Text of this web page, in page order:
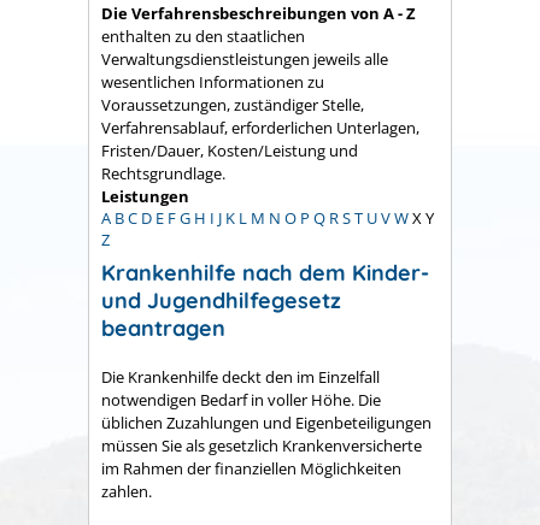
Die Verfahrensbeschreibungen von A - Z
enthalten zu den staatlichen
Verwaltungsdienstleistungen jeweils alle
wesentlichen Informationen zu
Voraussetzungen, zuständiger Stelle,
Verfahrensablauf, erforderlichen Unterlagen,
Fristen/Dauer, Kosten/Leistung und
Rechtsgrundlage.
Leistungen
A BC D E FG H I J K L M N O P Q RST UVWX Y
Z
Krankenhilfe nach dem Kinder-
und Jugendhilfegesetz
beantragen
Die Krankenhilfe deckt den im Einzelfall
notwendigen Bedarf in voller Höhe. Die
üblichen Zuzahlungen und Eigenbeteiligungen
müssen Sie als gesetzlich Krankenversicherte
im Rahmen der finanziellen Möglichkeiten
zahlen.